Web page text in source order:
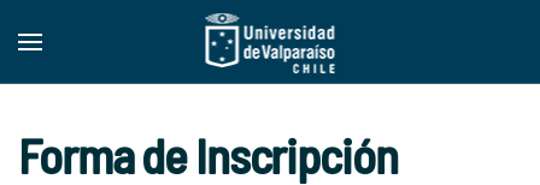
Skip to main content
Forma de Inscripción